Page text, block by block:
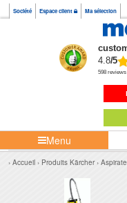
Société Espace client Ma sélection
4.8/5
598 reviews
Menu
Accueil Produits Kärcher